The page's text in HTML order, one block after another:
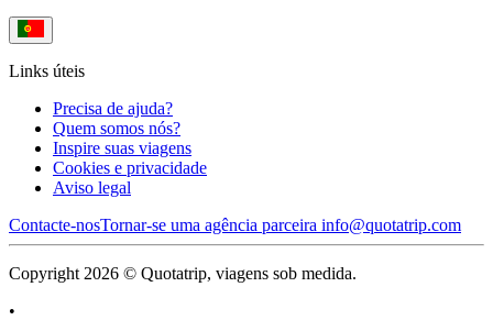
Links úteis
Precisa de ajuda?
Quem somos nós?
Inspire suas viagens
Cookies e privacidade
Aviso legal
Contacte-nosTornar-se uma agência parceira info@quotatrip.com
Copyright 2026 © Quotatrip, viagens sob medida.
•